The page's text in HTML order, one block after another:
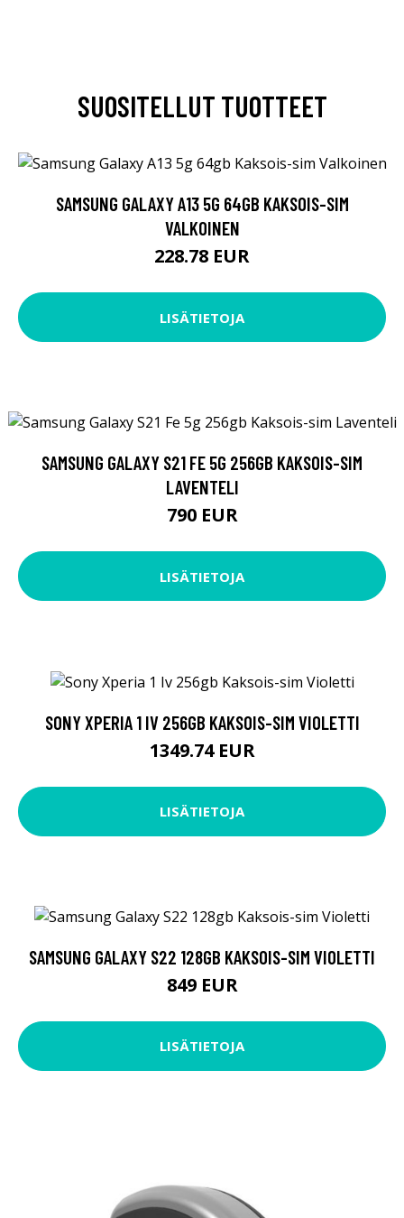
SUOSITELLUT TUOTTEET
SAMSUNG GALAXY A13 5G 64GB KAKSOIS-SIM
VALKOINEN
228.78 EUR
LISÄTIETOJA
SAMSUNG GALAXY S21 FE 5G 256GB KAKSOIS-SIM
LAVENTELI
790 EUR
LISÄTIETOJA
SONY XPERIA 1 IV 256GB KAKSOIS-SIM VIOLETTI
1349.74 EUR
LISÄTIETOJA
SAMSUNG GALAXY S22 128GB KAKSOIS-SIM VIOLETTI
849 EUR
LISÄTIETOJA